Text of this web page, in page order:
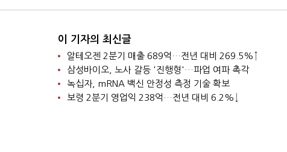
이 기자의 최신글
알테오젠 2분기 매출 689억…전년 대비 269.5%↑
삼성바이오, 노사 갈등 '진행형'…파업 여파 촉각
녹십자, mRNA 백신 안정성 측정 기술 확보
보령 2분기 영업익 238억…전년 대비 6.2%↓